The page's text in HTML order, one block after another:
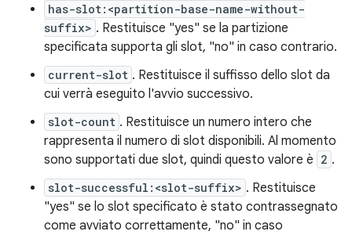
has-slot:<partition-base-name-without-
suffix> . Restituisce "yes" se la partizione
specificata supporta gli slot, "no" in caso contrario.
current-slot . Restituisce il suffisso dello slot da
cui verrà eseguito l'avvio successivo.
slot-count . Restituisce un numero intero che
rappresenta il numero di slot disponibili. Al momento
sono supportati due slot, quindi questo valore è 2 .
slot-successful:<slot-suffix> . Restituisce
"yes" se lo slot specificato è stato contrassegnato
come avviato correttamente, "no" in caso